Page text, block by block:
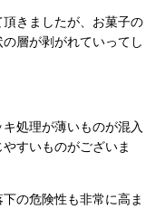
きましたが、お菓子の
層が剥がれていってし
処理が薄いものが混入
すいものがございま
の危険性も非常に高ま